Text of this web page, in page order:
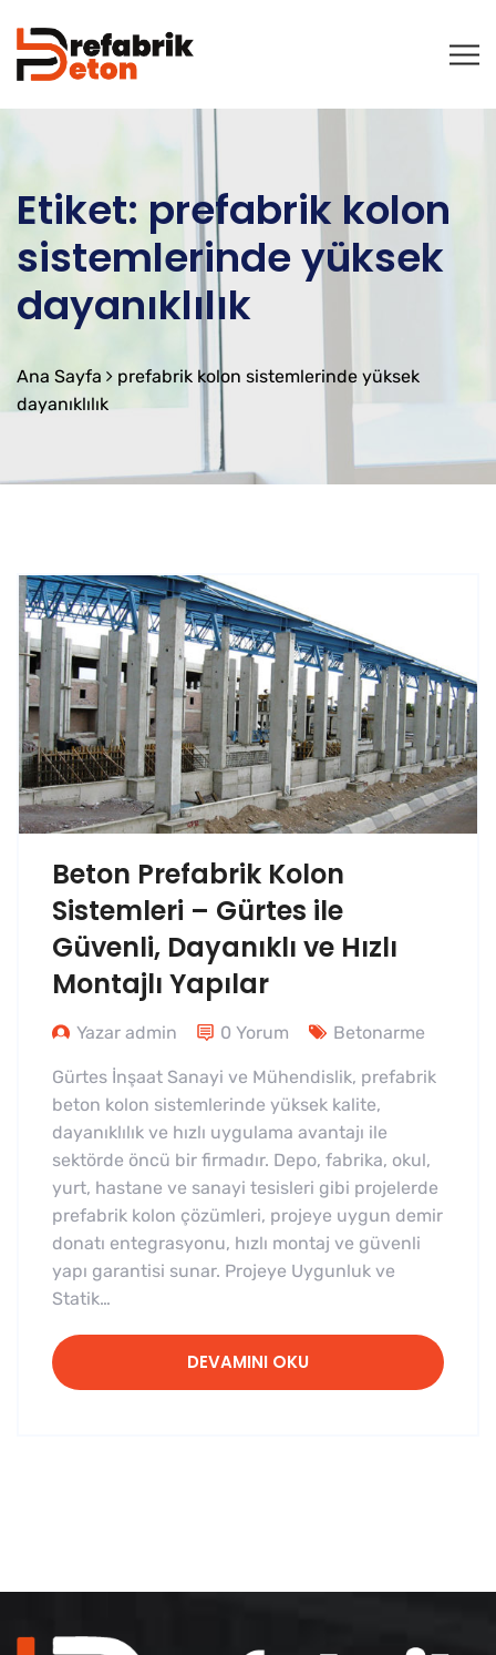
Etiket: prefabrik kolon
sistemlerinde yüksek
dayanıklılık
Ana Sayfa
prefabrik kolon sistemlerinde yüksek
dayanıklılık
Beton Prefabrik Kolon
Sistemleri – Gürtes ile
Güvenli, Dayanıklı ve Hızlı
Montajlı Yapılar
Yazar admin 0 Yorum Betonarme
Gürtes İnşaat Sanayi ve Mühendislik, prefabrik
beton kolon sistemlerinde yüksek kalite,
dayanıklılık ve hızlı uygulama avantajı ile
sektörde öncü bir firmadır. Depo, fabrika, okul,
yurt, hastane ve sanayi tesisleri gibi projelerde
prefabrik kolon çözümleri, projeye uygun demir
donatı entegrasyonu, hızlı montaj ve güvenli
yapı garantisi sunar. Projeye Uygunluk ve
Statik…
DEVAMINI OKU